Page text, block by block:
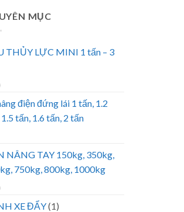
MỤC
THỦY LỰC MINI 1 tấn – 3
điện đứng lái 1 tấn, 1.2
tấn, 1.6 tấn, 2 tấn
NÂNG TAY 150kg, 350kg,
750kg, 800kg, 1000kg
XE ĐẨY(1)